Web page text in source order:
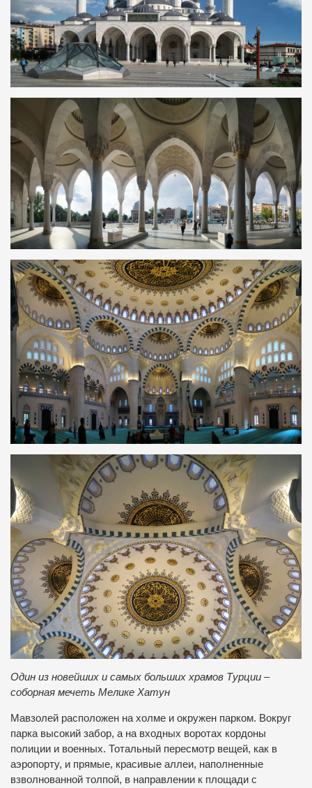
Один из новейших и самых больших храмов Турции –
соборная мечеть Мелике Хатун
Мавзолей расположен на холме и окружен парком. Вокруг
парка высокий забор, а на входных воротах кордоны
полиции и военных. Тотальный пересмотр вещей, как в
аэропорту, и прямые, красивые аллеи, наполненные
взволнованной толпой, в направлении к площади с